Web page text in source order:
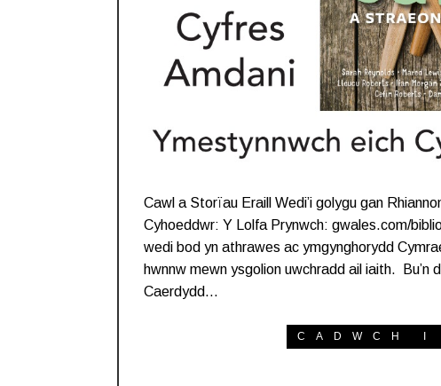
Cawl a Storïau Eraill Wedi’i golygu gan
Cyhoeddwr: Y Lolfa Prynwch: gwales.com/
wedi bod yn athrawes ac ymgynghorydd
hwnnw mewn ysgolion uwchradd ail iaith.
Caerdydd…
CADWCH